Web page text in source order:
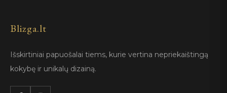
Blizga.lt
Išskirtiniai papuošalai tiems, kurie vertina nepriekaištingą
kokybę ir unikalų dizainą.